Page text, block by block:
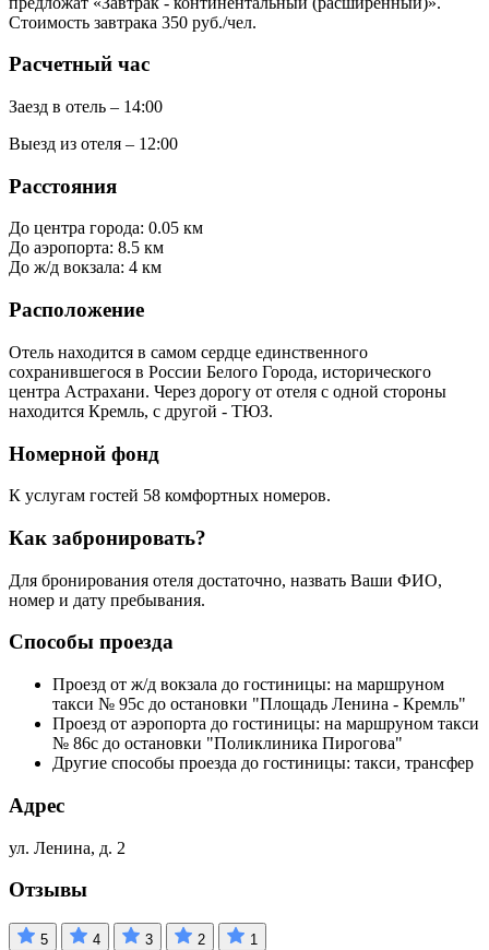
Стоимость завтрака 350 руб./чел.
Расчетный час
Заезд в отель – 14:00
Выезд из отеля – 12:00
Расстояния
До центра города: 0.05 км
До аэропорта: 8.5 км
До ж/д вокзала: 4 км
Расположение
Отель находится в самом сердце единственного
сохранившегося в России Белого Города, исторического
центра Астрахани. Через дорогу от отеля с одной стороны
находится Кремль, с другой - ТЮЗ.
Номерной фонд
К услугам гостей 58 комфортных номеров.
Как забронировать?
Для бронирования отеля достаточно, назвать Ваши ФИО,
номер и дату пребывания.
Способы проезда
Проезд от ж/д вокзала до гостиницы: на маршруном
такси № 95с до остановки "Площадь Ленина - Кремль"
Проезд от аэропорта до гостиницы: на маршруном такси
№ 86с до остановки "Поликлиника Пирогова"
Другие способы проезда до гостиницы: такси, трансфер
Адрес
ул. Ленина, д. 2
Отзывы
5 4 3 2 1